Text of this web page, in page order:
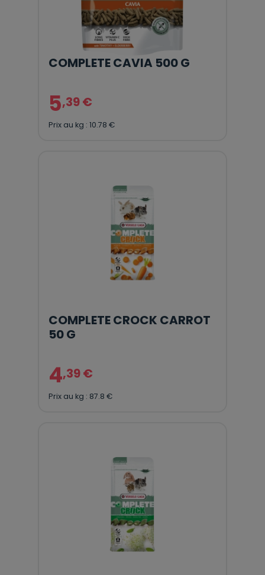
COMPLETE CAVIA 500 G
5,39 €
Prix au kg : 10.78 €
COMPLETE CROCK CARROT
50 G
4,39 €
Prix au kg : 87.8 €